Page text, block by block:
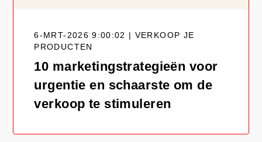
6-MRT-2026 9:00:02 | VERKOOP JE
PRODUCTEN
10 marketingstrategieën voor
urgentie en schaarste om de
verkoop te stimuleren